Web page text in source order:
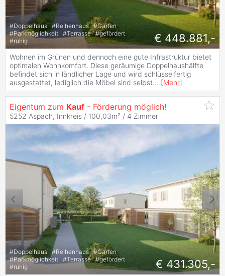
#Doppelhaus #Reihenhaus #Garten
#Parkmöglichkeit #Terrasse #gefördert
#ruhig € 448.881,-
Wohnen im Grünen und dennoch eine gute Infrastruktur bietet
optimalen Wohnkomfort. Diese geräumige Doppelhaushälfte
befindet sich in ländlicher Lage und wird schlüsselfertig
ausgestattet, lediglich die Möbel sind selbst... [Mehr]
Eigentum zum Kauf - Förderung möglich!
5252 Aspach, Innkreis / 100,03m² / 4 Zimmer
#Doppelhaus #Reihenhaus #Garten
#Parkmöglichkeit #Terrasse #gefördert
#ruhig € 431.305,-